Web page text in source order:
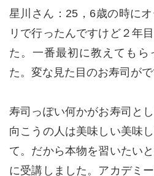
星川さん：25，6歳の時に
リで行ったんですけど２年
た。一番最初に教えてもら
た。変な見た目のお寿司がで
寿司っぽい何かがお寿司と
向こうの人は美味しい美味
て。だから本物を習いたい
に受講しました。アカデミ